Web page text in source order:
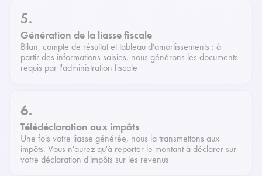
5.
Génération de la liasse fiscale
Bilan, compte de résultat et tableau d’amortissements : à
partir des informations saisies, nous générons les documents
requis par l'administration fiscale
6.
Télédéclaration aux impôts
Une fois votre liasse générée, nous la transmettons aux
impôts. Vous n'aurez qu'à reporter le montant à déclarer sur
votre déclaration d'impôts sur les revenus